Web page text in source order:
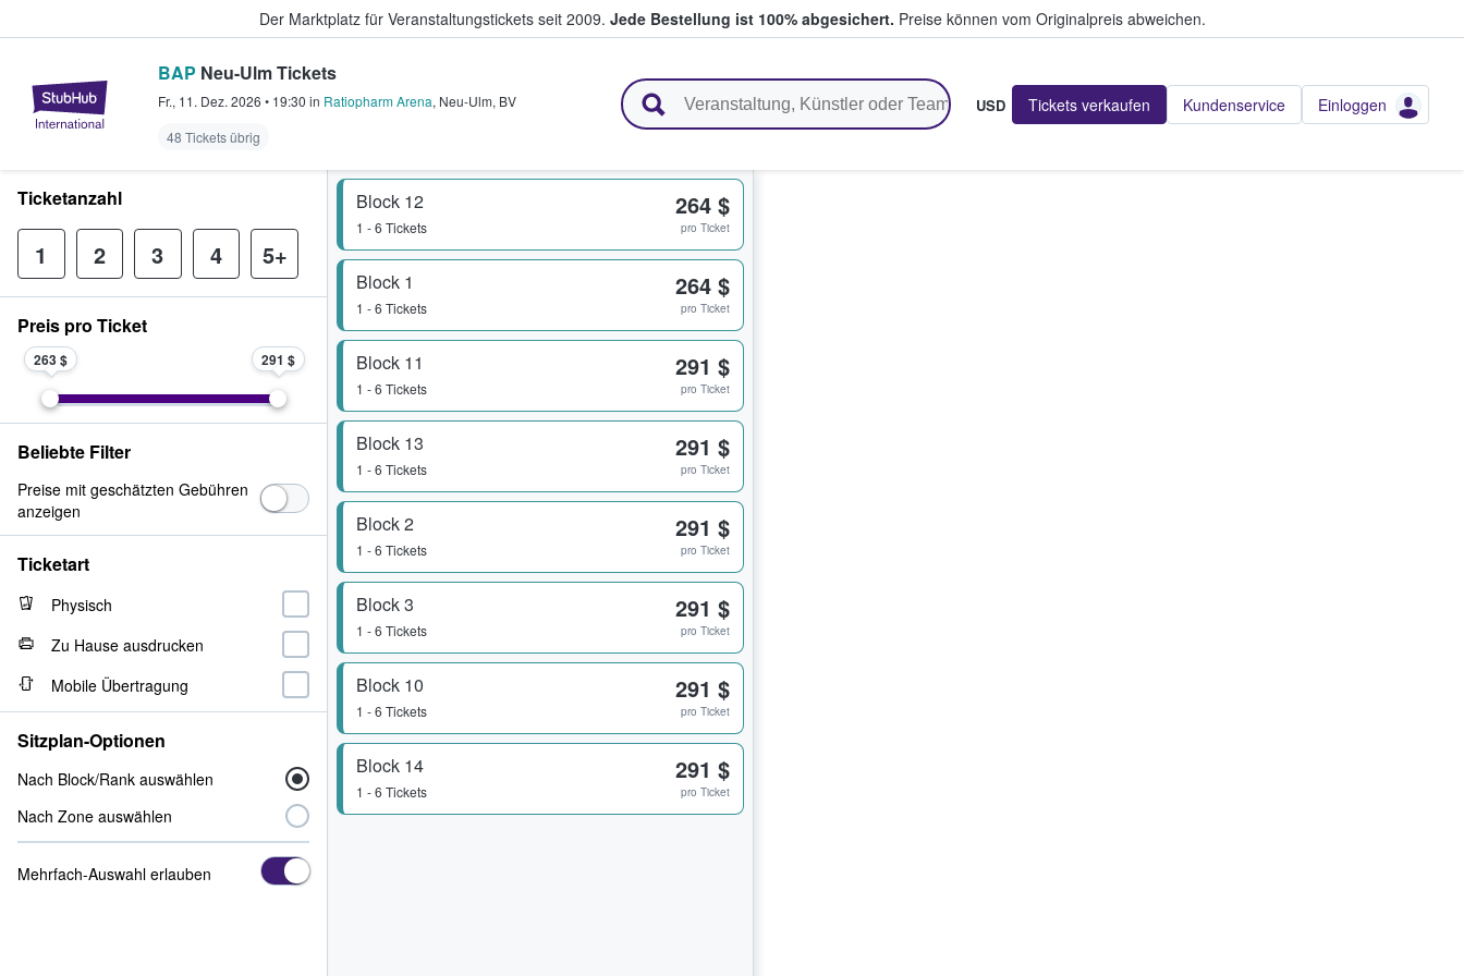
Der Marktplatz für Veranstaltungstickets seit 2009. Jede Bestellung ist 100% abgesichert. Preise können vom Originalpreis abweichen.
StubHub - Wo Fans Tickets kaufen & verkaufen
BAP Neu-Ulm Tickets
Fr., 11. Dez. 2026 • 19:30 in Ratiopharm Arena, Neu-Ulm, BV
48 Tickets übrig
USD Tickets verkaufen Kundenservice Einloggen
Block 12
1 - 6 Tickets
264 $
pro Ticket
Block 1
1 - 6 Tickets
264 $
pro Ticket
Block 11
1 - 6 Tickets
291 $
pro Ticket
Block 13
1 - 6 Tickets
291 $
pro Ticket
Block 2
1 - 6 Tickets
291 $
pro Ticket
Block 3
1 - 6 Tickets
291 $
pro Ticket
Block 10
1 - 6 Tickets
291 $
pro Ticket
Block 14
1 - 6 Tickets
291 $
pro Ticket
Ticketanzahl
1 2 3 4 5+
Preis pro Ticket
263 $ 291 $
Beliebte Filter
Preise mit geschätzten Gebühren
anzeigen
Ticketart
Physisch
Zu Hause ausdrucken
Mobile Übertragung
Sitzplan-Optionen
Nach Block/Rank auswählen
Nach Zone auswählen
Mehrfach-Auswahl erlauben